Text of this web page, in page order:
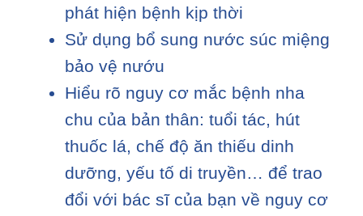
phát hiện bệnh kịp thời
Sử dụng bổ sung nước súc miệng
bảo vệ nướu
Hiểu rõ nguy cơ mắc bệnh nha
chu của bản thân: tuổi tác, hút
thuốc lá, chế độ ăn thiếu dinh
dưỡng, yếu tố di truyền… để trao
đổi với bác sĩ của bạn về nguy cơ